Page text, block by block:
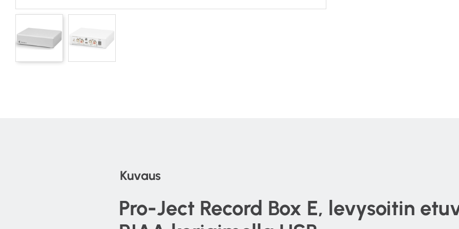
Kuvaus
Pro-Ject Record Box E, levysoitin